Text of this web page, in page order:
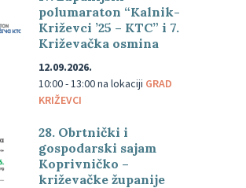
polumaraton “Kalnik-
Križevci ’25 – KTC” i 7.
Križevačka osmina
12.09.2026.
10:00 - 13:00na lokaciji GRAD
KRIŽEVCI
28. Obrtnički i
gospodarski sajam
Koprivničko –
križevačke županije